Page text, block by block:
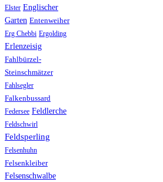
Elster Englischer
Garten Entenweiher
Erg Chebbi Ergolding
Erlenzeisig
Fahlbürzel-
Steinschmätzer
Fahlsegler
Falkenbussard
Federsee Feldlerche
Feldschwirl
Feldsperling
Felsenhuhn
Felsenkleiber
Felsenschwalbe